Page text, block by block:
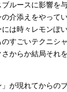
ルースに影響を
介添えをやって
は時々レモンぽ
すごいテクニシ
からか結局それ
が現れてからの